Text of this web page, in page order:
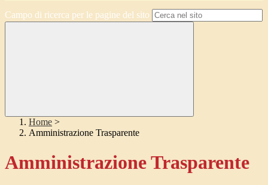
Campo di ricerca per le pagine del sito
Home >
Amministrazione Trasparente
Amministrazione Trasparente